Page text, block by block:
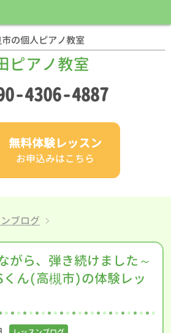
の個人ピアノ教室
ピアノ教室
-4306-4887
無料体験レッスン
お申込みはこちら
ブログ
がら、弾き続けました～
くん(高槻市)の体験レッ